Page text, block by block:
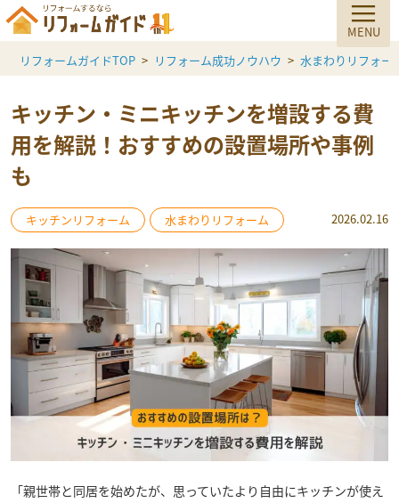
リフォームガイドTOP リフォーム成功ノウハウ 水まわりリフォー
キッチン・ミニキッチンを増設する費
用を解説！おすすめの設置場所や事例
も
キッチンリフォーム 水まわりリフォーム 2026.02.16
「親世帯と同居を始めたが、思っていたより自由にキッチンが使え